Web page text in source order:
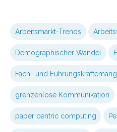
Arbeitsmarkt-Trends
Demographischer Wandel
Fach- und
grenzenlose Kommunikation
paper centric computing